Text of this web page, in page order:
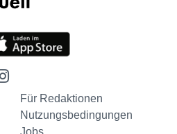
Für Redaktionen
Nutzungsbedingungen
Jobs